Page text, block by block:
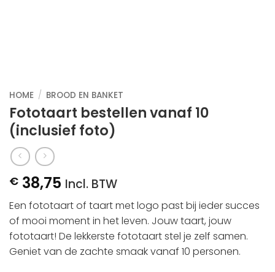
HOME / BROOD EN BANKET
Fototaart bestellen vanaf 10
(inclusief foto)
€ 38,75 Incl. BTW
Een fototaart of taart met logo past bij ieder succes
of mooi moment in het leven. Jouw taart, jouw
fototaart! De lekkerste fototaart stel je zelf samen.
Geniet van de zachte smaak vanaf 10 personen.